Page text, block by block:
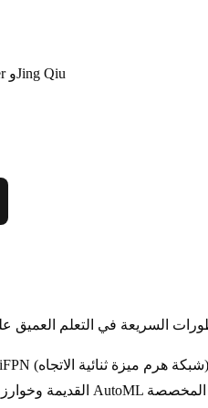
المؤلفون: Glenn Jocher وJing Qiu